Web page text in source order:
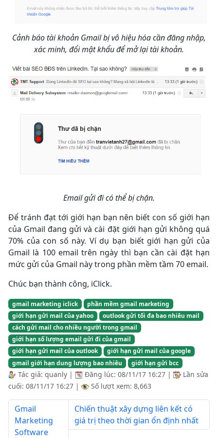
Cảnh báo tài khoản Gmail bị vô hiệu hóa cần đăng nhập,
xác minh, đổi mật khẩu để mở lại tài khoản.
Email gửi đi có thể bị chặn.
Để tránh đạt tới giới hạn bạn nên biết con số giới hạn
của Gmail đang gửi và cài đặt giới hạn gửi không quá
70% của con số này. Ví dụ bạn biết giới hạn gửi của
Gmail là 100 email trên ngày thì bạn cần cài đặt hạn
mức gửi của Gmail này trong phần mềm tầm 70 email.
Chúc bạn thành công, iClick.
gmail marketing iclick
phần mềm gmail marketing
giới hạn gửi mail của yahoo
outlook gửi tối đa bao nhiêu mail
cách gửi mail cho nhiều người trong gmail
giới hạn số lượng email gửi đi của gmail
giới hạn gửi mail của outlook
giới hạn gửi mail của google
gmail giới hạn dung lượng bao nhiêu
giới hạn gửi bcc
Tác giả: quanly | Đăng lúc: 08/11/17 16:27 |
Lần sửa
cuối: 08/11/17 16:27 | Số lượt xem: 8,663
Gmail
Marketing
Software
Chiến thuật xây dựng liên kết có
giá trị theo thời gian ổn định nhất